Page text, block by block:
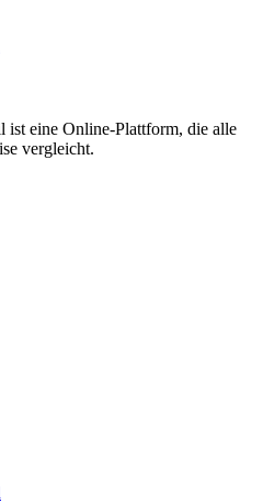
ist eine Online-Plattform, die alle
vergleicht.